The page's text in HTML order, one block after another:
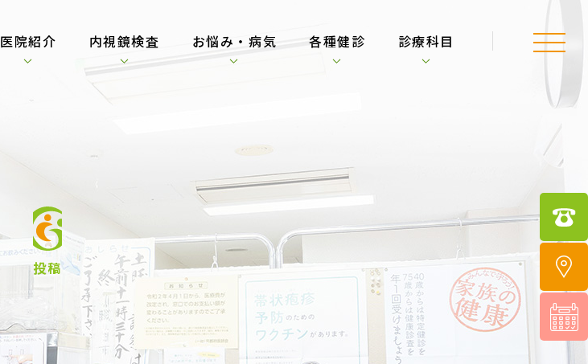
医院紹介 内視鏡検査 お悩み・病気 各種健診 診療科目
投稿